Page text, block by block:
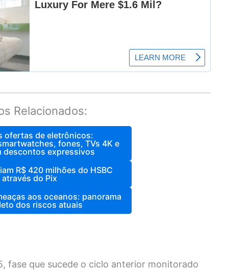
Relacionados:
ofertas de eletrônicos:
fones, TVs 4K e
descontos expressivos
R$ 420 milhões do HSBC
através do Pix
aos oceanos: panorama
dos riscos atuais
fase que sucede o ciclo anterior monitorado